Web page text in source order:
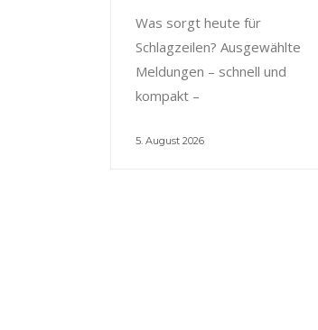
Was sorgt heute für
Schlagzeilen? Ausgewählte
Meldungen – schnell und
kompakt –
5. August 2026